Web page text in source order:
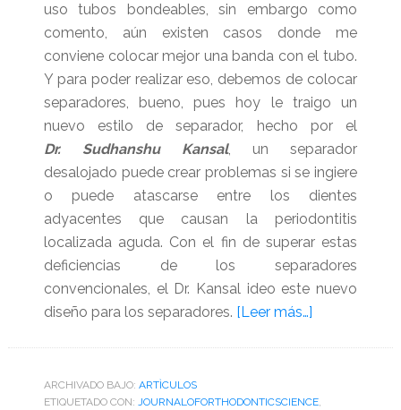
uso tubos bondeables, sin embargo como
comento, aún existen casos donde me
conviene colocar mejor una banda con el tubo.
Y para poder realizar eso, debemos de colocar
separadores, bueno, pues hoy le traigo un
nuevo estilo de separador, hecho por el
Dr. Sudhanshu Kansal, un separador
desalojado puede crear problemas si se ingiere
o puede atascarse entre los dientes
adyacentes que causan la periodontitis
localizada aguda. Con el fin de superar estas
deficiencias de los separadores
convencionales, el Dr. Kansal ideo este nuevo
diseño para los separadores. [Leer más…]acerca
separador
ARCHIVADO BAJO: ARTÌCULOS
ETIQUETADO CON: JOURNALOFORTHODONTICSCIENCE,